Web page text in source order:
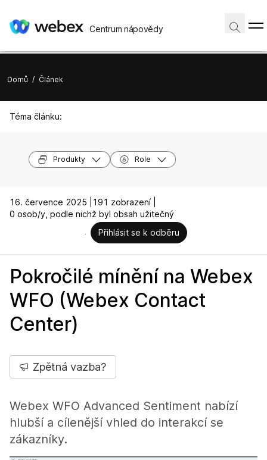
Centrum nápovědy
Domů / Článek
Téma článku:
Produkty Role
16. července 2025 |
191 zobrazení |
0 osob/y, podle nichž byl obsah užitečný
Přihlásit se k odběru
Pokročilé mínění na Webex
WFO (Webex Contact
Center)
Zpětná vazba?
Webex WFO Advanced Sentiment nabízí
hlubší a cílenější vhled do interakcí se
zákazníky.